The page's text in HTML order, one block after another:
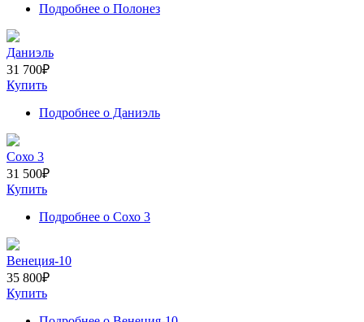
Подробнее о Полонез
Даниэль
31 700₽
Купить
Подробнее о Даниэль
Сохо 3
31 500₽
Купить
Подробнее о Сохо 3
Венеция-10
35 800₽
Купить